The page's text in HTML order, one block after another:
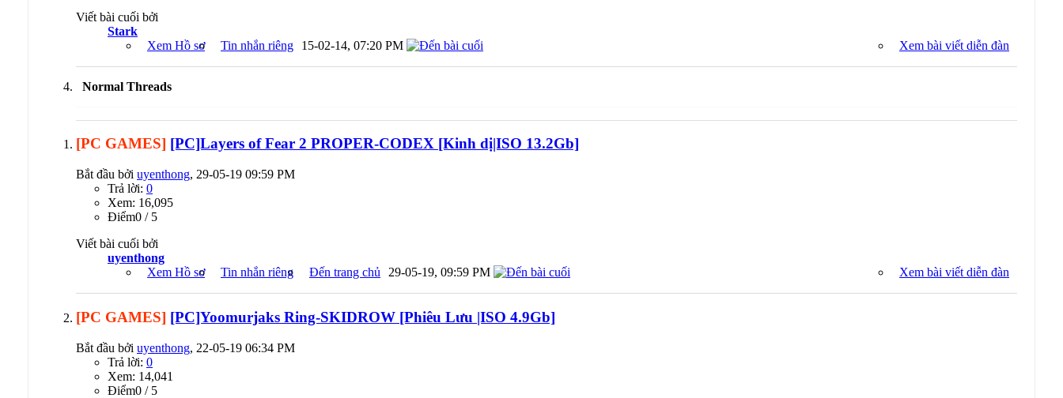
Viết bài cuối bởi
Stark
Xem Hồ sơ
Xem bài viết diễn đàn
Tin nhắn riêng 15-02-14, 07:20 PM
Normal Threads
[PC GAMES] [PC]Layers of Fear 2 PROPER-CODEX [Kinh dị|ISO 13.2Gb]
Bắt đầu bởi uyenthong, 29-05-19 09:59 PM
Trả lời: 0
Xem: 16,095
Ðiểm0 / 5
Viết bài cuối bởi
uyenthong
Xem Hồ sơ
Xem bài viết diễn đàn
Tin nhắn riêng Đến trang chủ 29-05-19, 09:59 PM
[PC GAMES] [PC]Yoomurjaks Ring-SKIDROW [Phiêu Lưu |ISO 4.9Gb]
Bắt đầu bởi uyenthong, 22-05-19 06:34 PM
Trả lời: 0
Xem: 14,041
Ðiểm0 / 5